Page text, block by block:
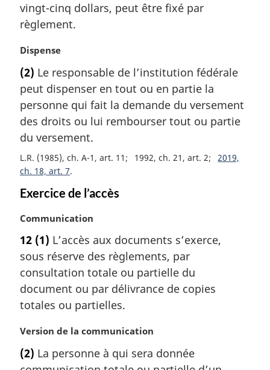
g
i
a
l
e
:
vingt-cinq dollars, peut être fixé par
règlement.
N
t
e
m
a
g
i
n
l
:
Dispense
(2) Le responsable de l’institution fédérale
peut dispenser en tout ou en partie la
personne qui fait la demande du versement
des droits ou lui rembourser tout ou partie
du versement.
L.R. (1985), ch. A-1, art. 11 1992, ch. 21, art. 2
2019,
ch. 18, art. 7
Exercice de l’accès
N
t
e
m
a
g
n
a
Communication
12 (1) L’accès aux documents s’exerce,
sous réserve des règlements, par
consultation totale ou partielle du
document ou par délivrance de copies
totales ou partielles.
N
t
Version de la communication
(2) La personne à qui sera donnée